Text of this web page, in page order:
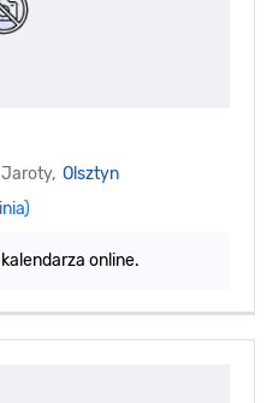
Jaroty, Olsztyn
online.